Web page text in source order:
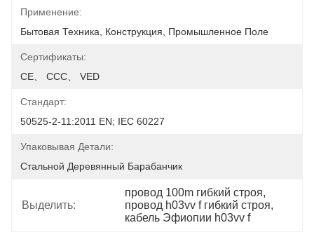
Применение:
Бытовая Техника, Конструкция, Промышленное Поле
Сертификаты:
CE、 CCC、 VED
Стандарт:
50525-2-11:2011 EN; IEC 60227
Упаковывая Детали:
Стальной Деревянный Барабанчик
Выделить:
провод 100m гибкий строя,
провод h03vv f гибкий строя,
кабель Эфиопии h03vv f